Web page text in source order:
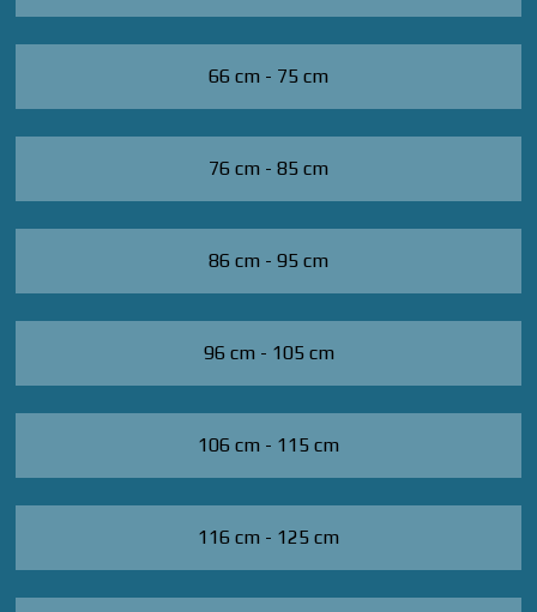
66 cm - 75 cm
76 cm - 85 cm
86 cm - 95 cm
96 cm - 105 cm
106 cm - 115 cm
116 cm - 125 cm